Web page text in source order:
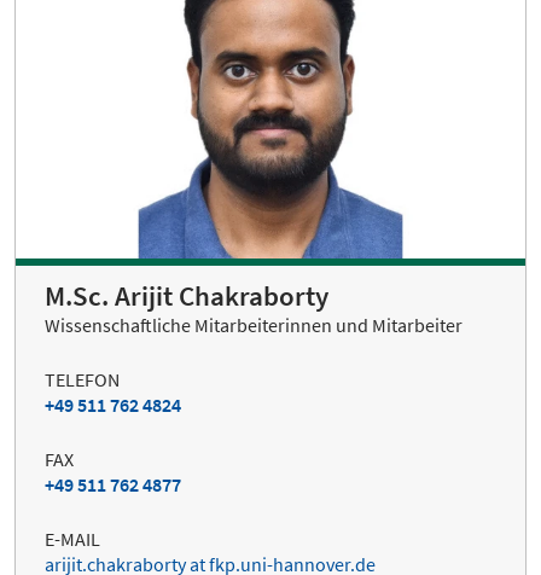
M.Sc. Arijit Chakraborty
Wissenschaftliche Mitarbeiterinnen und Mitarbeiter
TELEFON
+49 511 762 4824
FAX
+49 511 762 4877
E-MAIL
arijit.chakraborty at fkp.uni-hannover.de